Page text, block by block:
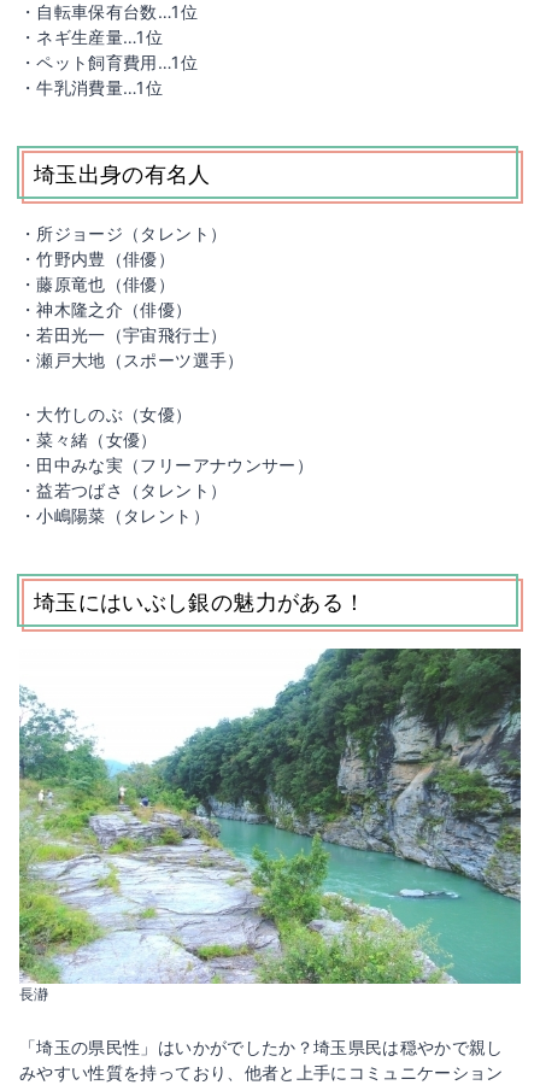
・自転車保有台数…1位
・ネギ生産量…1位
・ペット飼育費用…1位
・牛乳消費量…1位
埼玉出身の有名人
・所ジョージ（タレント）
・竹野内豊（俳優）
・藤原竜也（俳優）
・神木隆之介（俳優）
・若田光一（宇宙飛行士）
・瀬戸大地（スポーツ選手）
・大竹しのぶ（女優）
・菜々緒（女優）
・田中みな実（フリーアナウンサー）
・益若つばさ（タレント）
・小嶋陽菜（タレント）
埼玉にはいぶし銀の魅力がある！
長瀞
「埼玉の県民性」はいかがでしたか？埼玉県民は穏やかで親し
みやすい性質を持っており、他者と上手にコミュニケーション